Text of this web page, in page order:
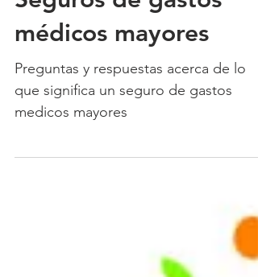
Seguros de gastos
médicos mayores
Preguntas y respuestas acerca de lo
que significa un seguro de gastos